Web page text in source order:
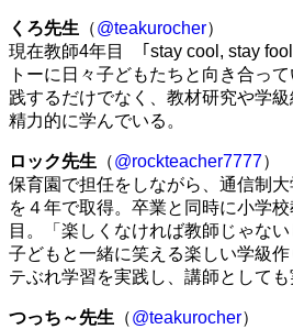
くろ先生 （@teakurocher）
現在教師4年目 ｢stay cool, stay
トーに日々子どもたちと向き合っ
践するだけでなく、教材研究や学
精力的に学んでいる。
ロック先生 （@rockteacher7777）
保育園で担任をしながら、通信制
を４年で取得。卒業と同時に小学
目。「楽しくなければ教師じゃない
子どもと一緒に笑える楽しい学級
テぶれ学習を実践し、講師としても
つっち～先生 （@teakurocher）